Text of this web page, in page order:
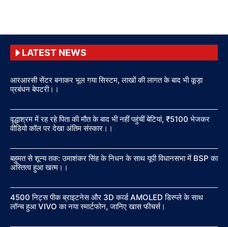
LATEST NEWS
आरआरसी सेंटर बनाकर भूल गया सिस्टम, लाखों की लागत के बाद भी कूड़ा
प्रबंधन बेपटरी।।
वृद्धाश्रम में रह रहे पिता की मौत के बाद भी नहीं पहुंचीं बेटियां, ₹5100 भेजकर
वीडियो कॉल पर देखा अंतिम संस्कार।।
बहुमत से शून्य तक: उमाशंकर सिंह के निधन के साथ यूपी विधानसभा में BSP का
अस्तित्व हुआ खत्म।।
4500 निट्स पीक ब्राइटनेस और 3D कर्व्ड AMOLED डिस्प्ले के साथ
लॉन्च हुआ VIVO का नया स्मार्टफोन, जानिए खास फीचर्स।